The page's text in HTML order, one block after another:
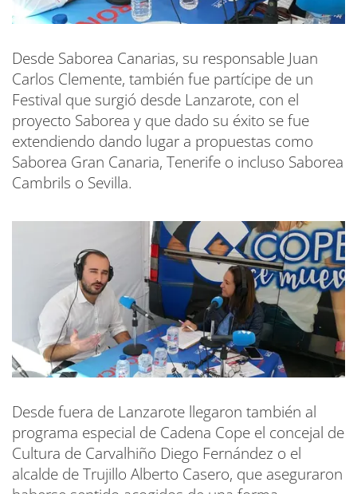
Desde Saborea Canarias, su responsable Juan
Carlos Clemente, también fue partícipe de un
Festival que surgió desde Lanzarote, con el
proyecto Saborea y que dado su éxito se fue
extendiendo dando lugar a propuestas como
Saborea Gran Canaria, Tenerife o incluso Saborea
Cambrils o Sevilla.
Desde fuera de Lanzarote llegaron también al
programa especial de Cadena Cope el concejal de
Cultura de Carvalhiño Diego Fernández o el
alcalde de Trujillo Alberto Casero, que aseguraron